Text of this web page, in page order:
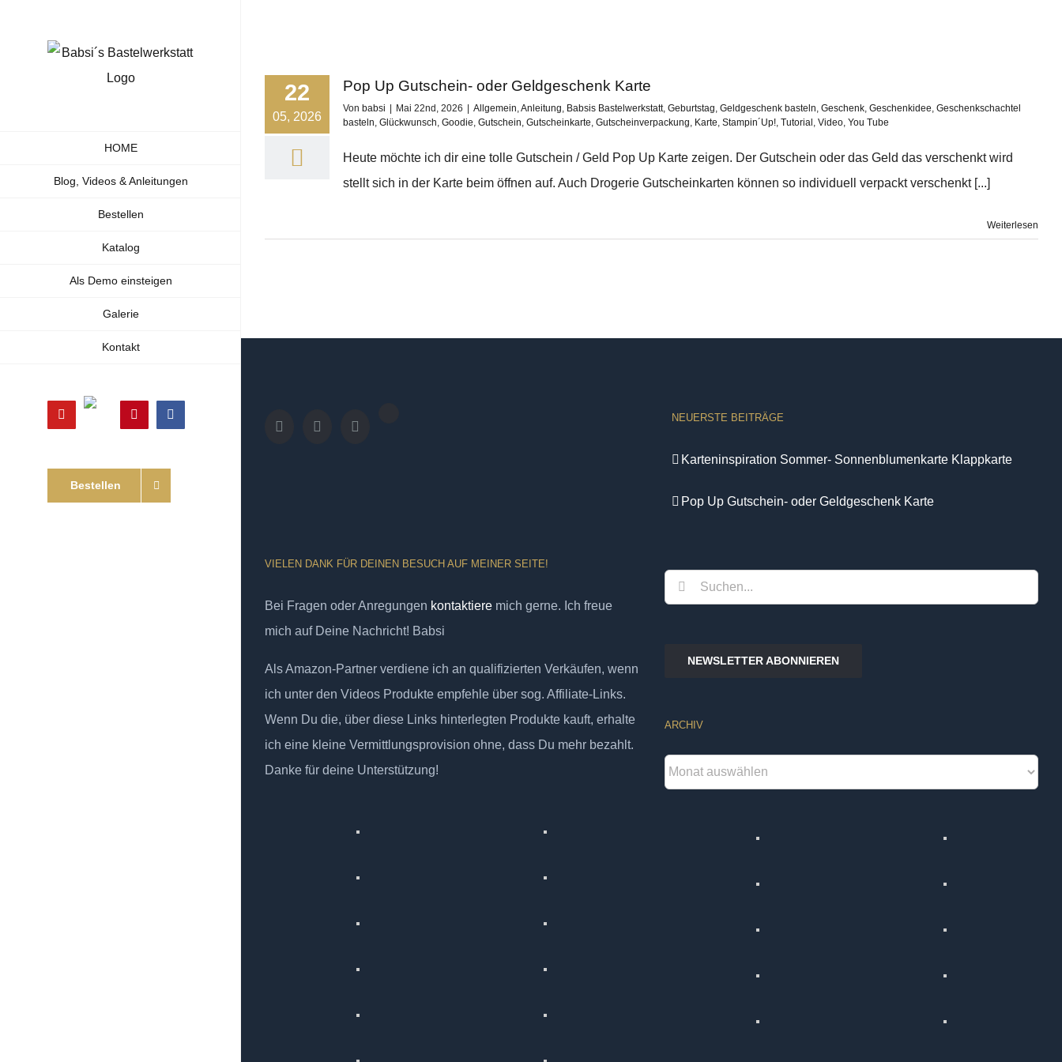
HOME
Blog, Videos & Anleitungen
Bestellen
Katalog
Als Demo einsteigen
Galerie
Kontakt
YouTube
Shop
PinterestFacebook
Bestellen
22
05, 2026
Pop Up Gutschein- oder Geldgeschenk Karte
Von babsi Mai 22nd, 2026 Allgemein,Anleitung, Babsis Bastelwerkstatt, Geburtstag, Geldgeschenk basteln, Geschenk, Geschenkidee, Geschenkschachtel
basteln, Glückwunsch, Goodie, Gutschein, Gutscheinkarte, Gutscheinverpackung, Karte, Stampin´Up!, Tutorial , Video, You Tube
Heute möchte ich dir eine tolle Gutschein / Geld Pop Up Karte zeigen. Der Gutschein oder das Geld das verschenkt wird
stellt sich in der Karte beim öffnen auf. Auch Drogerie Gutscheinkarten können so individuell verpackt verschenkt [...]
Weiterlesen
VIELEN DANK FÜR DEINEN BESUCH AUF MEINER SEITE!
Bei Fragen oder Anregungen kontaktiere mich gerne. Ich freue
mich auf Deine Nachricht! Babsi
Als Amazon-Partner verdiene ich an qualifizierten Verkäufen, wenn
ich unter den Videos Produkte empfehle über sog. Affiliate-Links.
Wenn Du die, über diese Links hinterlegten Produkte kauft, erhalte
ich eine kleine Vermittlungsprovision ohne, dass Du mehr bezahlt.
Danke für deine Unterstützung!
NEUERSTE BEITRÄGE
Karteninspiration Sommer- Sonnenblumenkarte Klappkarte
Pop Up Gutschein- oder Geldgeschenk Karte
Suche
nach:
NEWSLETTER ABONNIEREN
ARCHIV
Archiv